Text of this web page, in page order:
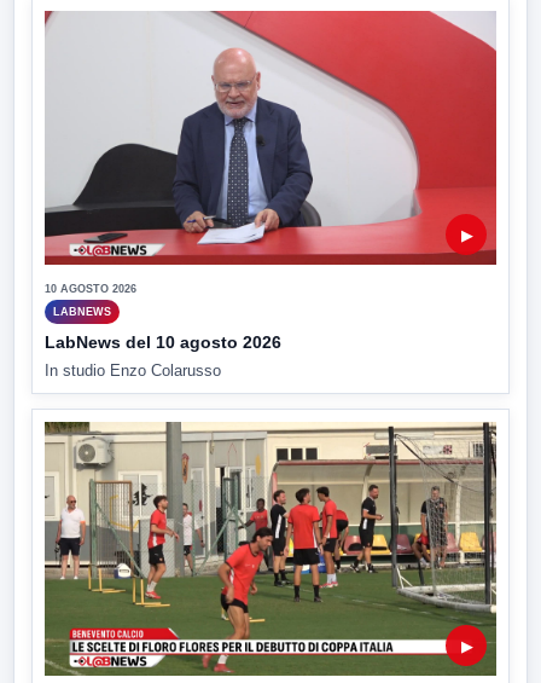
▶
10 AGOSTO 2026
LABNEWS
LabNews del 10 agosto 2026
In studio Enzo Colarusso
▶